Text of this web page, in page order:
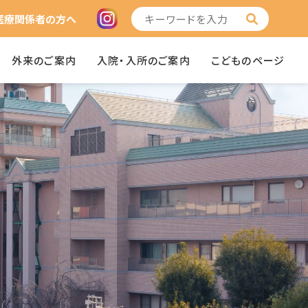
療関係者の方へ
外来のご案内 入院・入所のご案内 こどものページ